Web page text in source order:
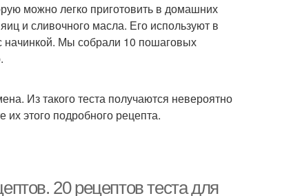
можно легко приготовить в домашних
и сливочного масла. Его используют в
начинкой. Мы собрали 10 пошаговых
Из такого теста получаются невероятно
этого подробного рецепта.
20 рецептов теста для